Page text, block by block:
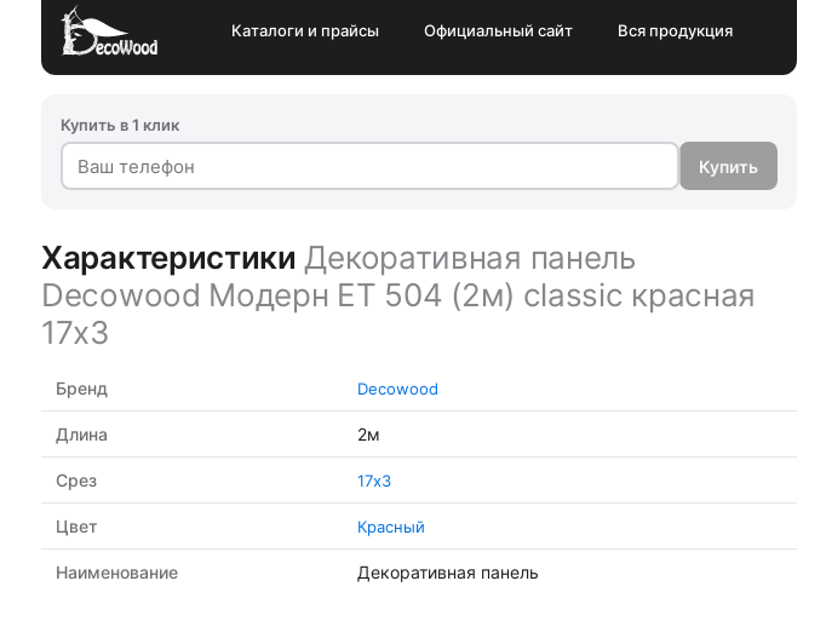
Каталоги и прайсы Официальный сайт Вся продукция
Купить в 1 клик
Купить
Характеристики Декоративная панель
Decowood Модерн ET 504 (2м) classic красная
17х3
Бренд Decowood
Длина 2м
Срез 17х3
Цвет Красный
Наименование Декоративная панель